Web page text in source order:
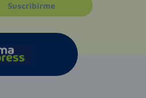
Suscribirme